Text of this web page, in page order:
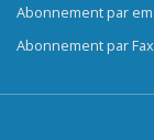
Abonnement par
Abonnement par Fax